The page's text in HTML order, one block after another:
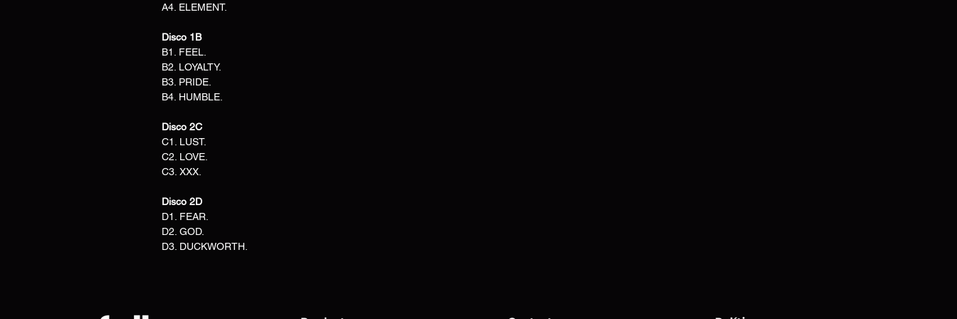
A4. ELEMENT.
Disco 1B
B1. FEEL.
B2. LOYALTY.
B3. PRIDE.
B4. HUMBLE.
Disco 2C
C1. LUST.
C2. LOVE.
C3. XXX.
Disco 2D
D1. FEAR.
D2. GOD.
D3. DUCKWORTH.